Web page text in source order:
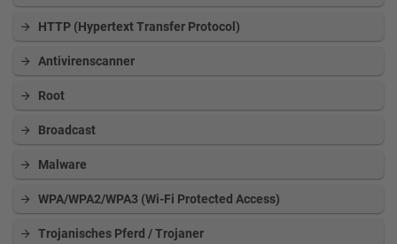
HTTP (Hypertext Transfer Protocol)
Antivirenscanner
Root
Broadcast
Malware
WPA/WPA2/WPA3 (Wi-Fi Protected Access)
Trojanisches Pferd / Trojaner